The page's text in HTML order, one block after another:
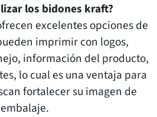
los bidones kraft?
excelentes opciones de
imprimir con logos,
información del producto,
lo cual es una ventaja para
fortalecer su imagen de